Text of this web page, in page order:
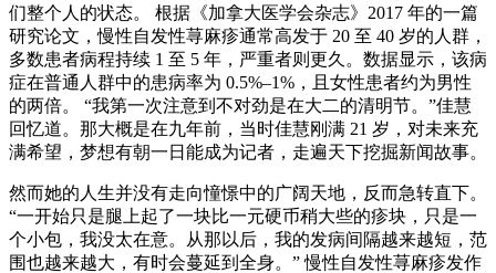
们整个人的状态。 根据《加拿大医学会杂志》2017 年的一篇
研究论文，慢性自发性荨麻疹通常高发于 20 至 40 岁的人群，
多数患者病程持续 1 至 5 年，严重者则更久。数据显示，该病
症在普通人群中的患病率为 0.5%–1%，且女性患者约为男性
的两倍。 “我第一次注意到不对劲是在大二的清明节。”佳慧
回忆道。那大概是在九年前，当时佳慧刚满 21 岁，对未来充
满希望，梦想有朝一日能成为记者，走遍天下挖掘新闻故事。
然而她的人生并没有走向憧憬中的广阔天地，反而急转直下。
“一开始只是腿上起了一块比一元硬币稍大些的疹块，只是一
个小包，我没太在意。从那以后，我的发病间隔越来越短，范
围也越来越大，有时会蔓延到全身。” 慢性自发性荨麻疹发作